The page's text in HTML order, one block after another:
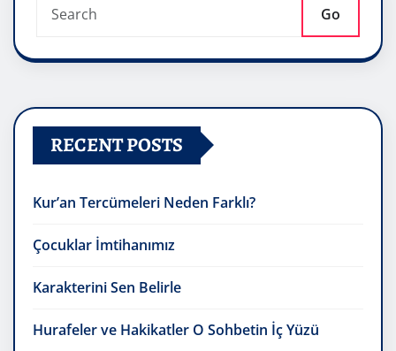
Go
RECENT POSTS
Kur’an Tercümeleri Neden Farklı?
Çocuklar İmtihanımız
Karakterini Sen Belirle
Hurafeler ve Hakikatler O Sohbetin İç Yüzü